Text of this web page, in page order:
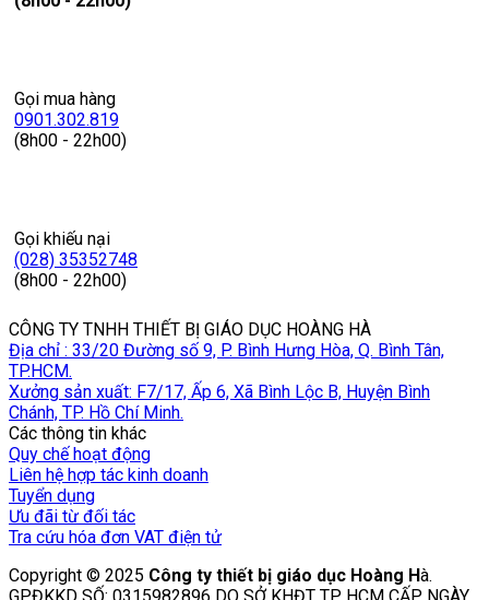
Gọi mua hàng
0901.302.819
(8h00 - 22h00)
Gọi khiếu nại
(028) 35352748
(8h00 - 22h00)
CÔNG TY TNHH THIẾT BỊ GIÁO DỤC HOÀNG HÀ
Địa chỉ : 33/20 Đường số 9, P. Bình Hưng Hòa, Q. Bình Tân,
TP.HCM.
Xưởng sản xuất: F7/17, Ấp 6, Xã Bình Lộc B, Huyện Bình
Chánh, TP. Hồ Chí Minh.
Các thông tin khác
Quy chế hoạt động
Liên hệ hợp tác kinh doanh
Tuyển dụng
Ưu đãi từ đối tác
Tra cứu hóa đơn VAT điện tử
Copyright © 2025 Công ty thiết bị giáo dục Hoàng Hà.